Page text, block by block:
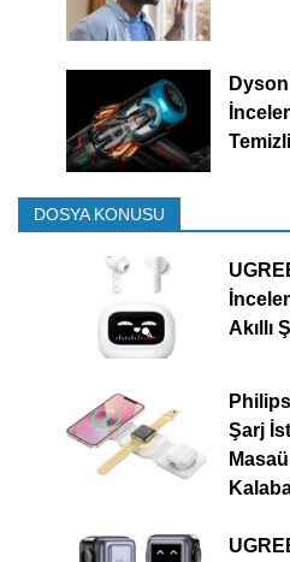
DOSYA KONUSU
Akıllı
Şarj